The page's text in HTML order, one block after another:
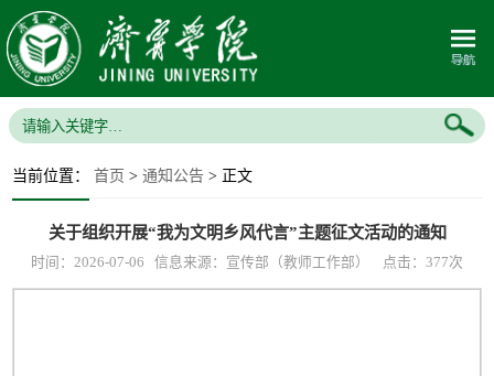
当前位置： 首页 >通知公告 > 正文
关于组织开展“我为文明乡风代言”主题征文活动的通知
时间：2026-07-06 信息来源：宣传部（教师工作部） 点击： 377次